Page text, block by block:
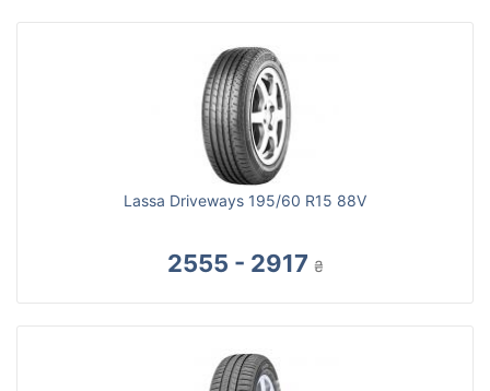
Lassa Driveways 195/60 R15 88V
2555 - 2917 ₴